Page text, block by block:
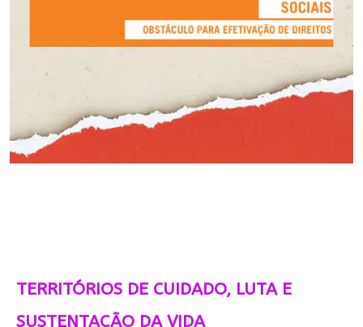
TERRITÓRIOS DE CUIDADO, LUTA E
SUSTENTAÇÃO DA VIDA